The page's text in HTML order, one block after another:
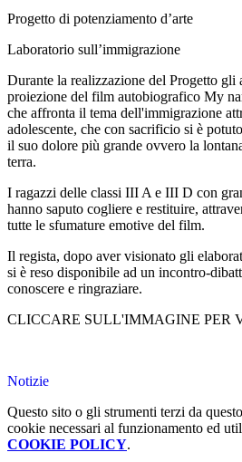
Progetto di potenziamento d’arte
Laboratorio sull’immigrazione
Durante la realizzazione del Progetto gli
proiezione del film autobiografico My
che affronta il tema dell'immigrazione
adolescente, che con sacrificio si è
il suo dolore più grande ovvero la
terra.
I ragazzi delle classi III A e III D con
hanno saputo cogliere e restituire,
tutte le sfumature emotive del film.
Il regista, dopo aver visionato gli
si è reso disponibile ad un incontro-
conoscere e ringraziare.
CLICCARE SULL'IMMAGINE PER
Notizie
Questo sito o gli strumenti terzi da
cookie necessari al funzionamento ed
COOKIE POLICY.